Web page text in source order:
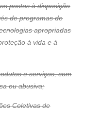
postos à disposição
de programas de
apropriadas
à vida e à
e serviços, com
ou abusiva;
Coletivas de